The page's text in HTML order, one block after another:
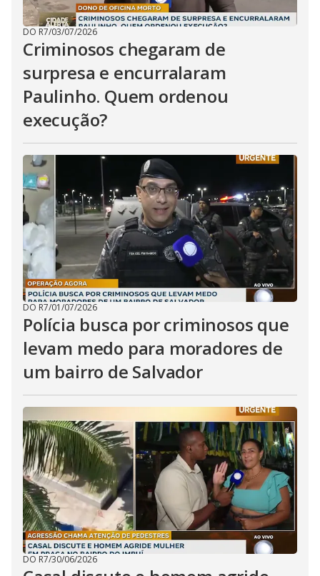
DO R7/03/07/2026
Criminosos chegaram de
surpresa e encurralaram
Paulinho. Quem ordenou
execução?
DO R7/01/07/2026
Polícia busca por criminosos que
levam medo para moradores de
um bairro de Salvador
DO R7/30/06/2026